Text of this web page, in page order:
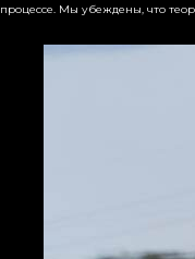
процессе. Мы убеждены, что